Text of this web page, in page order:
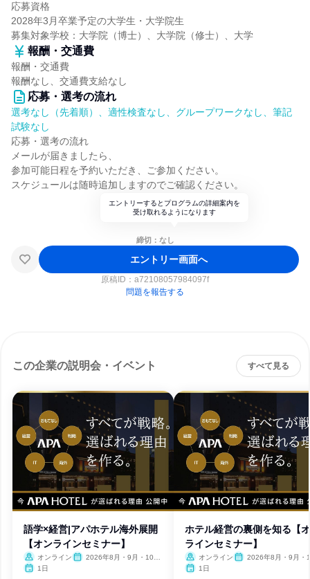
応募資格
2028年3月卒業予定の大学生・大学院生
募集対象学校：大学院（博士）、大学院（修士）、大学
報酬・交通費
報酬・交通費
報酬なし、交通費支給なし
応募・選考の流れ
選考なし（先着順）、適性検査なし、グループワークなし、筆記
試験なし
応募・選考の流れ
メールが届きましたら、
参加可能日程を予約いただき、ご参加ください。
スケジュールは随時追加しますのでご確認ください。
エントリーするとプログラムの詳細案内を
受け取れるようになります
締切：なし
エントリー画面へ
原稿ID： a72108057984097f
問題を報告する
この企業の説明会・イベント すべて見る
語学×経営|アパホテル海外展開
【オンラインセミナー】
オンライン
2026年8月・9月・10
1日
ホテル経営の裏側を知る【
ラインセミナー】
オンライン
2026年8月・9月・
1日